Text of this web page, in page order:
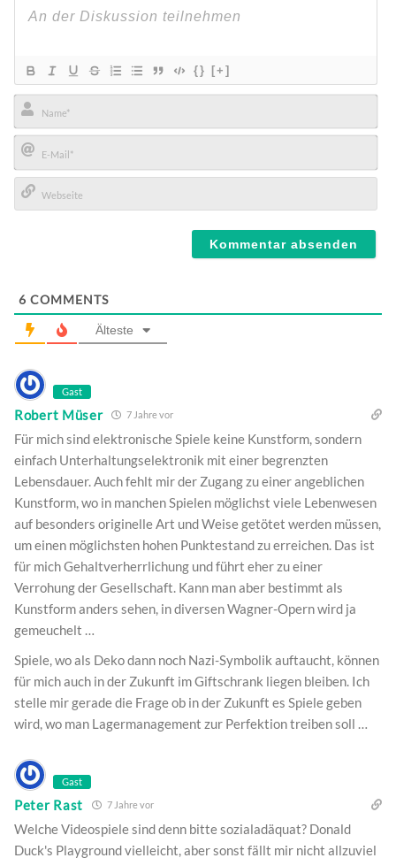
{} [+]
Name*
E-
Mail*
6 COMMENTS
Älteste
Gast
Robert Müser 7 Jahre vor
Für mich sind elektronische Spiele keine Kunstform, sondern
einfach Unterhaltungselektronik mit einer begrenzten
Lebensdauer. Auch fehlt mir der Zugang zu einer angeblichen
Kunstform, wo in manchen Spielen möglichst viele Lebenwesen
auf besonders originelle Art und Weise getötet werden müssen,
um einen möglichsten hohen Punktestand zu erreichen. Das ist
für mich Gehaltverherrlichung und führt eher zu einer
Verrohung der Gesellschaft. Kann man aber bestimmt als
Kunstform anders sehen, in diversen Wagner-Opern wird ja
gemeuchelt …
Spiele, wo als Deko dann noch Nazi-Symbolik auftaucht, können
für mich auch in der Zukunft im Giftschrank liegen bleiben. Ich
stelle mir gerade die Frage ob in der Zukunft es Spiele geben
wird, wo man Lagermanagement zur Perfektion treiben soll …
Gast
Peter Rast 7 Jahre vor
Welche Videospiele sind denn bitte sozialadäquat? Donald
Duck's Playground vielleicht, aber sonst fällt mir nicht allzuviel